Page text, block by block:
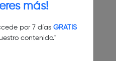
más!
por 7 días GRATIS
contenido."